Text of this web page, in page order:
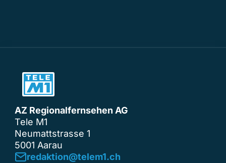
AZ Regionalfernsehen AG
Tele M1
Neumattstrasse 1
5001 Aarau
redaktion@telem1.ch